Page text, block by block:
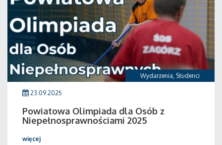
Wydarzenia, Studenci
23.09.2025
Powiatowa Olimpiada dla Osób z
Niepełnosprawnościami 2025
więcej